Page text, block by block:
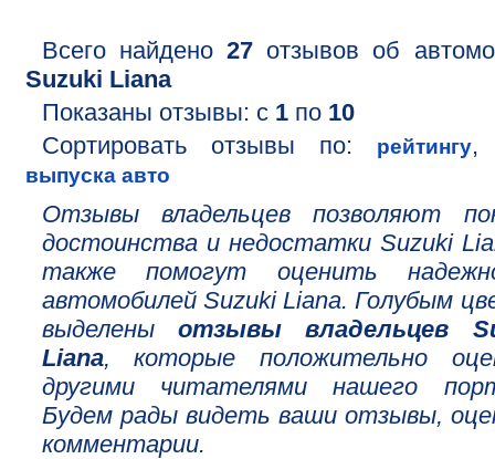
Всего найдено 27отзывов об
Suzuki Liana
Показаны отзывы: с 1по 10
Сортировать отзывы по:
рейтингу
выпуска авто
Отзывы владельцев позволяют
достоинства и недостатки Suzuki
также помогут оценить
автомобилей Suzuki Liana. Голубым
выделены отзывы владельцев
Liana, которые положительно
другими читателями нашего
Будем рады видеть ваши отзывы,
комментарии.